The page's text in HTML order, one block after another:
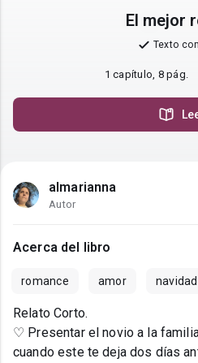
El mejor
Texto
1 capítulo, 8 pág.
almarianna
Autor
Acerca del libro
romance amor
Relato Corto.
♡ Presentar el novio a la
cuando este te deja dos días